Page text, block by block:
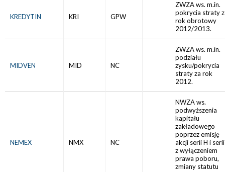
KREDYTIN KRI GPW
ZWZA ws. m.in.
pokrycia straty
rok obrotowy
2012/2013.
MIDVEN MID NC
ZWZA ws. m.in.
podziału
zysku/pokrycia
straty za rok
2012.
NEMEX NMX NC
NWZA ws.
podwyższenia
kapitału
zakładowego
poprzez emisję
akcji serii H i
z wyłączeniem
prawa poboru,
zmiany statutu